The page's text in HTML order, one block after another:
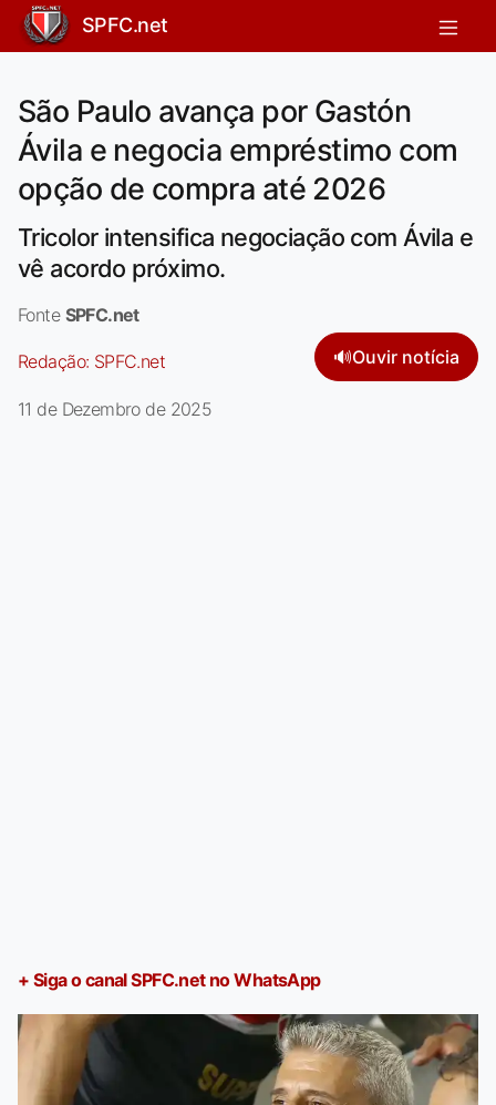
SPFC.net
São Paulo avança por Gastón
Ávila e negocia empréstimo com
opção de compra até 2026
Tricolor intensifica negociação com Ávila e
vê acordo próximo.
Fonte SPFC.net
Redação: SPFC.net 🔊Ouvir notícia
11 de Dezembro de 2025
+ Siga o canal SPFC.net no WhatsApp